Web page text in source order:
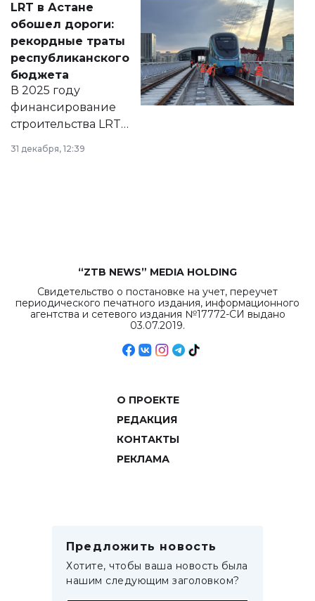
документ
появился в базе
нормативных
правовых актов и
на сайте маслихат
города.
LRT в Астане
обошел дороги:
рекордные траты
республиканского
бюджета
В 2025 году
финансирование
строительства LRT
в Астане из
республиканского
31 декабря, 12:39
“ZTB NEWS” MEDIA HOLDING
Свидетельство о постановке на учет, переучет
периодического печатного издания, информационного
агентства и сетевого издания №17772-СИ выдано
03.07.2019.
О ПРОЕКТЕ
РЕДАКЦИЯ
КОНТАКТЫ
РЕКЛАМА
Предложить новость
Хотите, чтобы ваша новость была
нашим следующим заголовком?